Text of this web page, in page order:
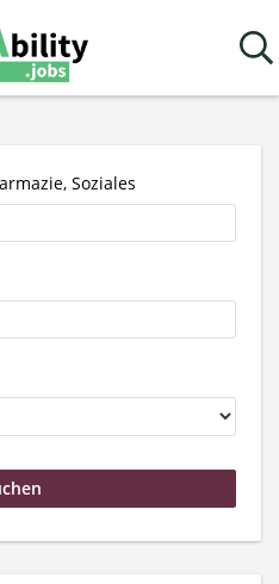
Soziales